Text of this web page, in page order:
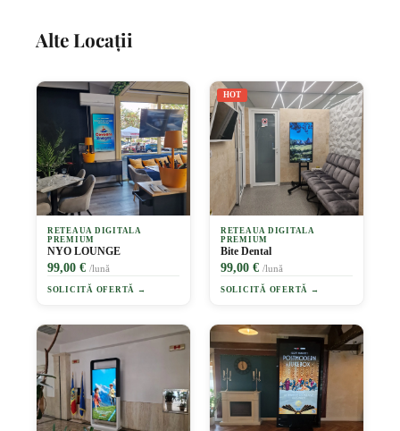
Alte Locații
RETEAUA DIGITALA
PREMIUM
NYO LOUNGE
99,00 € /lună
SOLICITĂ OFERTĂ →
HOT
RETEAUA DIGITALA
PREMIUM
Bite Dental
99,00 € /lună
SOLICITĂ OFERTĂ →